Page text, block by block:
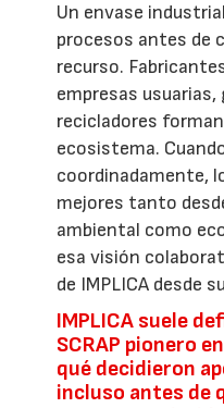
Un envase
procesos antes de
recurso.
empresas
recicladores
ecosistema.
coordinadamente,
mejores tanto
ambiental como
esa visión
de IMPLICA desde
IMPLICA suele
SCRAP pionero
qué decidieron
incluso antes de